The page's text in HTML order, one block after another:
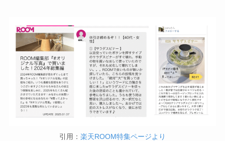
引用： 楽天ROOM特集ページより